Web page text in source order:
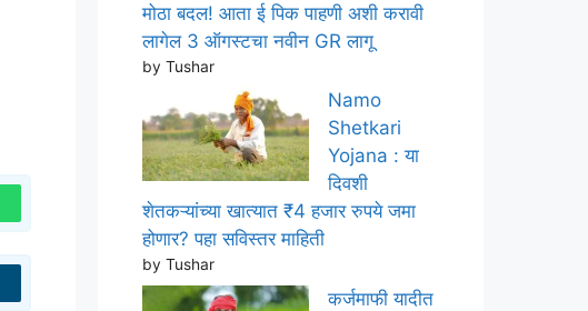
मोठा बदल! आता ई पिक पाहणी अशी करावी
लागेल 3 ऑगस्टचा नवीन GR लागू
by Tushar
Namo
Shetkari
Yojana : या
दिवशी
शेतकऱ्यांच्या खात्यात ₹4 हजार रुपये जमा
होणार? पहा सविस्तर माहिती
by Tushar
कर्जमाफी यादीत